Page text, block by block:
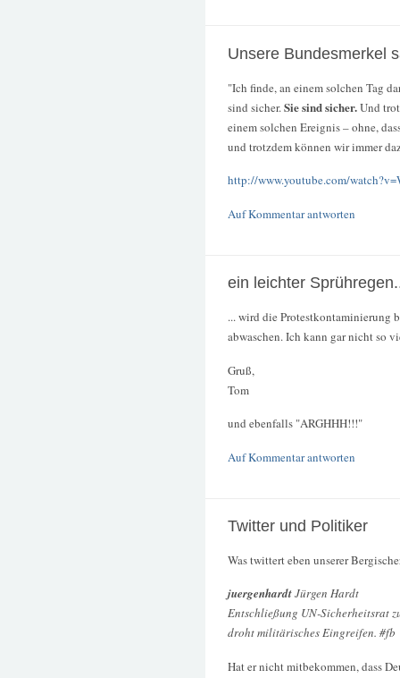
Unsere Bundesmerkel
"Ich finde, an einem solchen Tag
sind sicher. Sie sind sicher.Und
einem solchen Ereignis – ohne,
und trotzdem können wir immer
http://www.youtube.com/
Auf Kommentar antworten
ein leichter
... wird die Protestkontaminierung
abwaschen. Ich kann gar nicht so
Gruß,
Tom
und ebenfalls "ARGHHH!!!"
Auf Kommentar antworten
Twitter und Politiker
Was twittert eben unserer
juergenhardtJürgen Hardt
Entschließung UN-Sicherheitsrat
droht militärisches Eingreifen. #fb
Hat er nicht mitbekommen, dass